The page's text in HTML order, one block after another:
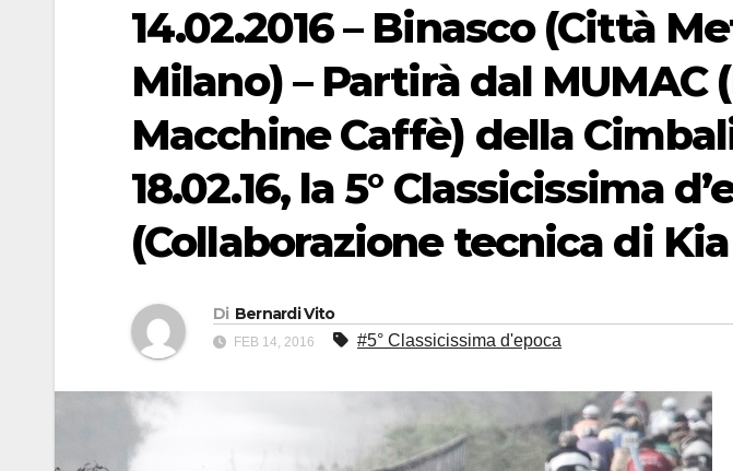
14.02.2016 – Binasco (Città
Milano) – Partirà dal MUMAC
Macchine Caffè) della
18.02.16, la 5° Classicissima
(Collaborazione tecnica di
Di Bernardi Vito
FEB 14, 2016 #5° Classicissima d'epoca